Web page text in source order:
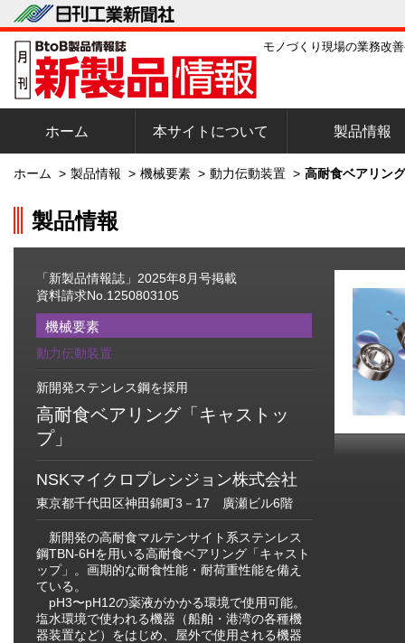
モノづくり現場の業務改
ホーム 本サイトについて 製品情報
ホーム > 製品情報 > 機械要素 > 動力伝動装置 > 高耐食ベアリン
製品情報
「新製品情報誌」2025年8月号掲載
資料請求No.1250803105
機械要素
動力伝動装置
新開発ステンレス鋼を採用
高耐食ベアリング「キャストッ
プ」
NSKマイクロプレシジョン株式会社
東京都千代田区神田錦町3－17 廣瀬ビル6階
新開発の高耐食マルテンサイト系ステンレス
鋼TBN-6Hを用いる高耐食ベアリング「キャスト
ップ」。画期的な耐食性能・耐荷重性能を備え
ている。
pH3〜pH12の薬液がかかる環境で使用可能。
塩水環境で使われる機器（船舶・港湾の各種機
器装置など）をはじめ、屋外で使用される機器